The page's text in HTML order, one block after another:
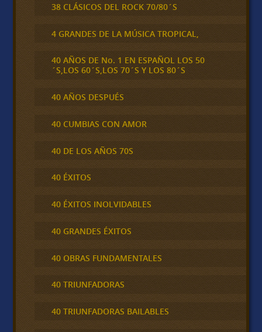
38 CLÁSICOS DEL ROCK 70/80´S
4 GRANDES DE LA MÚSICA TROPICAL,
40 AÑOS DE No. 1 EN ESPAÑOL LOS 50
´S,LOS 60´S,LOS 70´S Y LOS 80´S
40 AÑOS DESPUÉS
40 CUMBIAS CON AMOR
40 DE LOS AÑOS 70S
40 ÉXITOS
40 ÉXITOS INOLVIDABLES
40 GRANDES ÉXITOS
40 OBRAS FUNDAMENTALES
40 TRIUNFADORAS
40 TRIUNFADORAS BAILABLES